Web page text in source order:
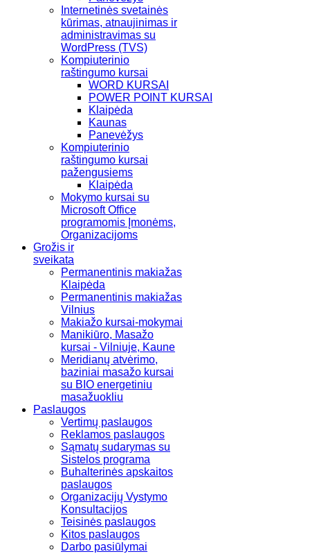
Internetinės svetainės
kūrimas, atnaujinimas ir
administravimas su
WordPress (TVS)
Kompiuterinio
raštingumo kursai
WORD KURSAI
POWER POINT KURSAI
Klaipėda
Kaunas
Panevėžys
Kompiuterinio
raštingumo kursai
pažengusiems
Klaipėda
Mokymo kursai su
Microsoft Office
programomis Įmonėms,
Organizacijoms
Grožis ir
sveikata
Permanentinis makiažas
Klaipėda
Permanentinis makiažas
Vilnius
Makiažo kursai-mokymai
Manikiūro, Masažo
kursai - Vilniuje, Kaune
Meridianų atvėrimo,
baziniai masažo kursai
su BIO energetiniu
masažuokliu
Paslaugos
Vertimų paslaugos
Reklamos paslaugos
Sąmatų sudarymas su
Sistelos programa
Buhalterinės apskaitos
paslaugos
Organizacijų Vystymo
Konsultacijos
Teisinės paslaugos
Kitos paslaugos
Darbo pasiūlymai